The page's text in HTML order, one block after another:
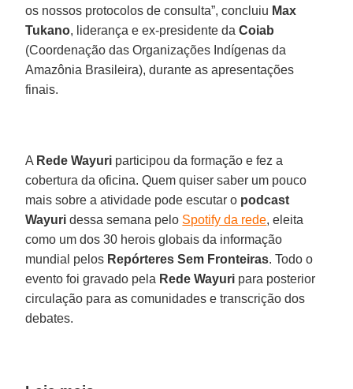
os nossos protocolos de consulta”, concluiu Max
Tukano, liderança e ex-presidente daCoiab
(Coordenação das Organizações Indígenas da
Amazônia Brasileira), durante as apresentações
finais.
A Rede Wayuri participou da formação e fez a
cobertura da oficina. Quem quiser saber um pouco
mais sobre a atividade pode escutar o podcast
Wayuri dessa semana pelo Spotify da rede, eleita
como um dos 30 herois globais da informação
mundial pelos Repórteres Sem Fronteiras. Todo o
evento foi gravado pela Rede Wayuri para posterior
circulação para as comunidades e transcrição dos
debates.